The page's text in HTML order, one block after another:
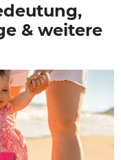
& weitere